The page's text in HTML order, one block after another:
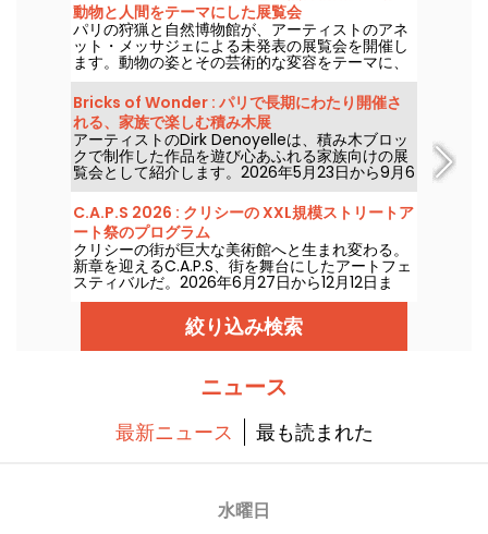
動物と人間をテーマにした展覧会
パリの狩猟と自然博物館が、アーティストのアネ
ット・メッサジェによる未発表の展覧会を開催し
ます。動物の姿とその芸術的な変容をテーマに、
4月14日から2026年9月20日まで展示されます。
「一羽のツバメだけでは春は来ない」というタイ
トルのこの展覧会は、インスタレーションやハイ
ブリッドな作品、そして象徴的なアートピースを
通じて、博物館のコレクションと対話します。
Bricks of Wonder : パリで長期にわたり開催さ
れる、家族で楽しむ積み木展
アーティストのDirk Denoyelleは、積み木ブロッ
クで制作した作品を遊び心あふれる家族向けの展
覧会として紹介します。2026年5月23日から9月6
日まで、パリのエスパス・シャンプレで開催。
C.A.P.S 2026 : クリシーの XXL規模ストリートア
ート祭のプログラム
クリシーの街が巨大な美術館へと生まれ変わる。
新章を迎えるC.A.P.S、街を舞台にしたアートフェ
スティバルだ。2026年6月27日から12月12日ま
で、6回目を迎える今回はさらに驚きが広がる。
絞り込み検索
ニュース
最新ニュース 最も読まれた
水曜日